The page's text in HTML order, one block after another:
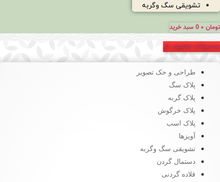
تشویقی سگ وگربه
تومان 0 سبد خرید
محصولات تخفیف دار
طراحی و حک تصویر
پلاک سگ
پلاک گربه
پلاک خرگوش
پلاک اسب
آویزها
تشویقی سگ وگربه
دستمال گردن
قلاده گردنی